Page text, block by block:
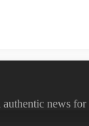
news for